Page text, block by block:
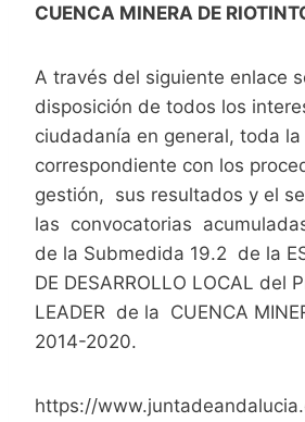
CUENCA MINERA DE
A través del siguiente enlace
disposición de todos los
ciudadanía en general, toda
correspondiente con los
gestión, sus resultados y el
las convocatorias
de la Submedida 19.2 de la
DE DESARROLLO LOCAL del
LEADER de la CUENCA
2014-2020.
https://